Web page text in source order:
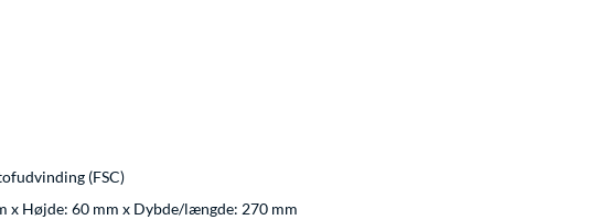
(FSC)
x Højde: 60 mm x Dybde/længde: 270 mm